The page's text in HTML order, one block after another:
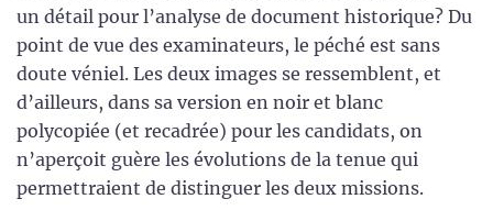
un détail pour l’analyse de document historique? Du
point de vue des examinateurs, le péché est sans
doute véniel. Les deux images se ressemblent, et
d’ailleurs, dans sa version en noir et blanc
polycopiée (et recadrée) pour les candidats, on
n’aperçoit guère les évolutions de la tenue qui
permettraient de distinguer les deux missions.